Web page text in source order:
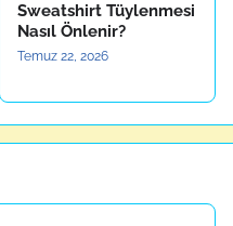
Sweatshirt Tüylenmesi
Nasıl Önlenir?
Temuz 22, 2026